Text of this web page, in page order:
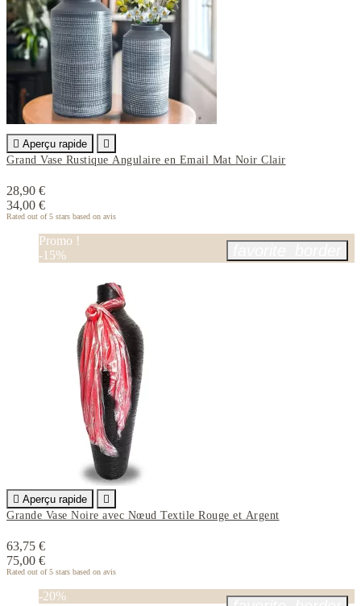
 Aperçu rapide

Grand Vase Rustique Angulaire en Email Mat Noir Clair
28,90 €
34,00 €
Rated out of 5 stars based on avis
Promo !
-15%
 Aperçu rapide

Grande Vase Noire avec Nœud Textile Rouge et Argent
63,75 €
75,00 €
Rated out of 5 stars based on avis
-20%